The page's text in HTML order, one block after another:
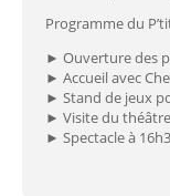
Programme du
► Ouverture des
► Accueil avec
► Stand de jeux
► Visite du
► Spectacle à